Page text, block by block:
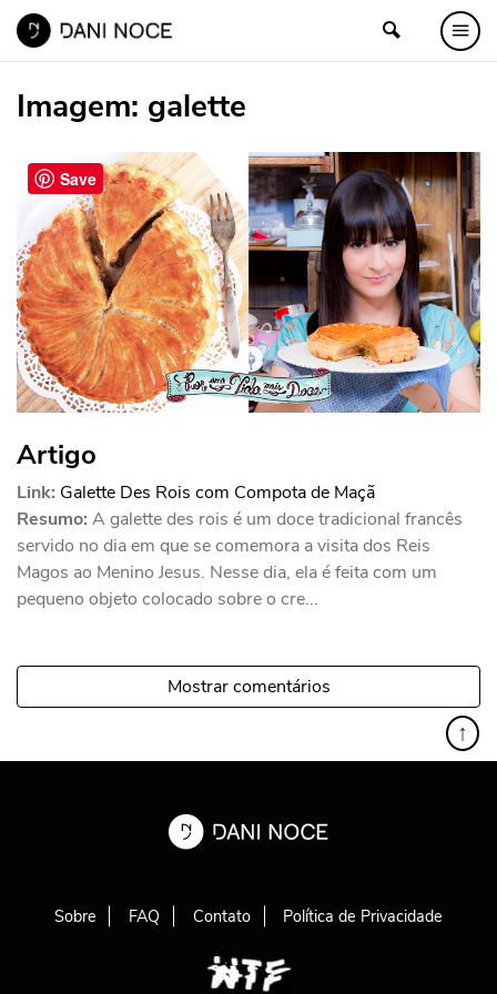
Imagem: galette
Artigo
Link: Galette Des Rois com Compota de Maçã
Resumo: A galette des rois é um doce tradicional francês
servido no dia em que se comemora a visita dos Reis
Magos ao Menino Jesus. Nesse dia, ela é feita com um
pequeno objeto colocado sobre o cre...
Mostrar comentários
↑
Sobre FAQ Contato Política de Privacidade
Save